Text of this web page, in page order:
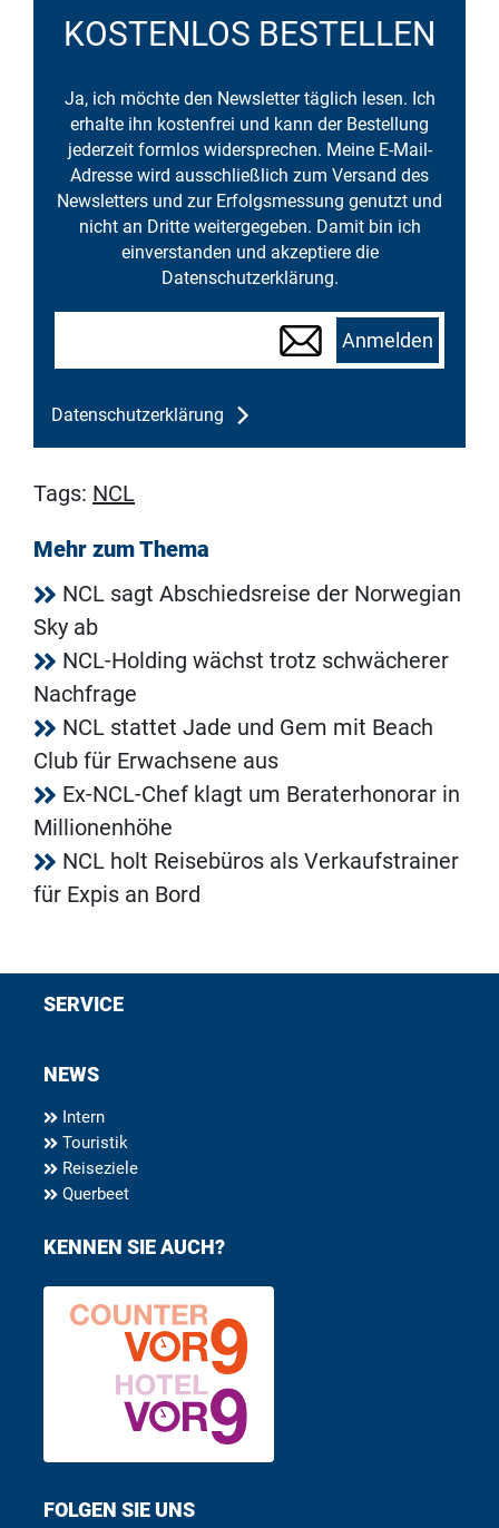
KOSTENLOS BESTELLEN
Ja, ich möchte den Newsletter täglich lesen. Ich
erhalte ihn kostenfrei und kann der Bestellung
jederzeit formlos widersprechen. Meine E-Mail-
Adresse wird ausschließlich zum Versand des
Newsletters und zur Erfolgsmessung genutzt und
nicht an Dritte weitergegeben. Damit bin ich
einverstanden und akzeptiere die
Datenschutzerklärung.
Anmelden
Datenschutzerklärung
Tags: NCL
Mehr zum Thema
NCL sagt Abschiedsreise der Norwegian
Sky ab
NCL-Holding wächst trotz schwächerer
Nachfrage
NCL stattet Jade und Gem mit Beach
Club für Erwachsene aus
Ex-NCL-Chef klagt um Beraterhonorar in
Millionenhöhe
NCL holt Reisebüros als Verkaufstrainer
für Expis an Bord
SERVICE
NEWS
Intern
Touristik
Reiseziele
Querbeet
KENNEN SIE AUCH?
FOLGEN SIE UNS